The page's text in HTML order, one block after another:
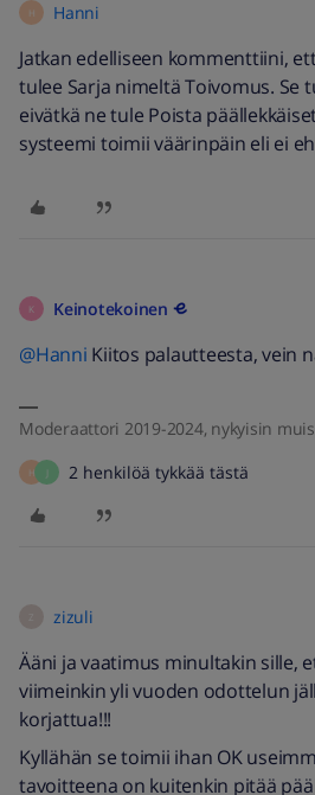
H Hanni
Jatkan edelliseen kommenttiini,
tulee Sarja nimeltä Toivomus. Se
eivätkä ne tule Poista
systeemi toimii väärinpäin eli ei
K Keinotekoinen
@Hanni Kiitos palautteesta, vein
Moderaattori 2019-2024, nykyisin
H 2 henkilöä tykkää tästä
zizuli
Ääni ja vaatimus minultakin sille,
viimeinkin yli vuoden odottelun
korjattua!!!
Kyllähän se toimii ihan OK
tavoitteena on kuitenkin pitää